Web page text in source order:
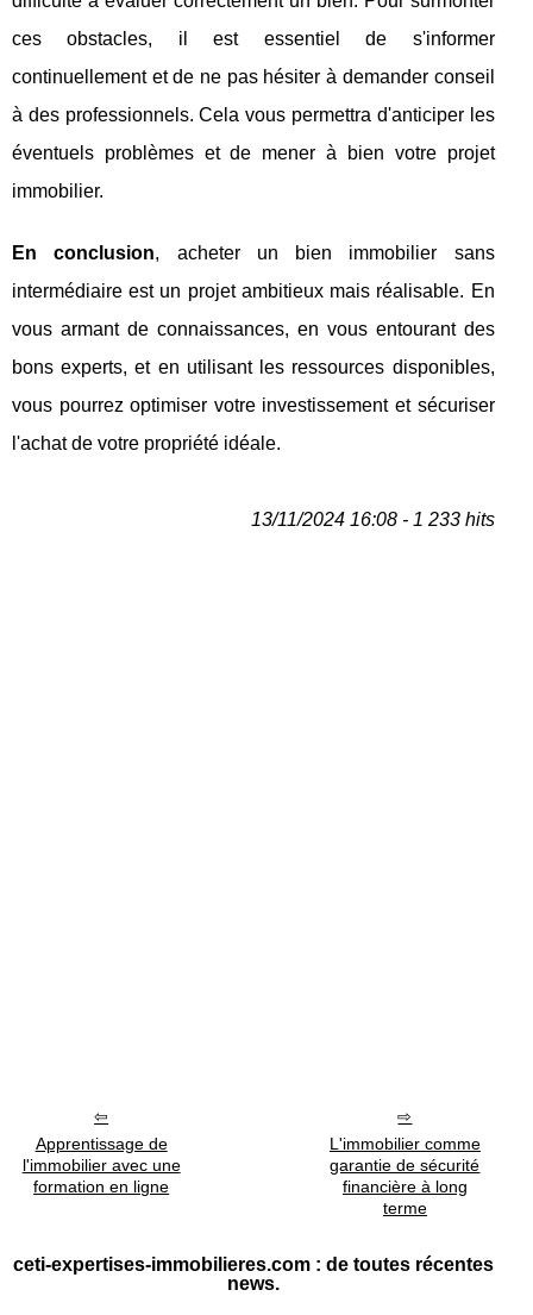
ces obstacles, il est essentiel de s'informer
continuellement et de ne pas hésiter à demander conseil
à des professionnels. Cela vous permettra d'anticiper les
éventuels problèmes et de mener à bien votre projet
immobilier.
En conclusion, acheter un bien immobilier sans
intermédiaire est un projet ambitieux mais réalisable. En
vous armant de connaissances, en vous entourant des
bons experts, et en utilisant les ressources disponibles,
vous pourrez optimiser votre investissement et sécuriser
l'achat de votre propriété idéale.
13/11/2024 16:08 - 1 233 hits
Apprentissage de
l'immobilier avec une
formation en ligne
L'immobilier comme
garantie de sécurité
financière à long
terme
ceti-expertises-immobilieres.com : de toutes récentes
news.